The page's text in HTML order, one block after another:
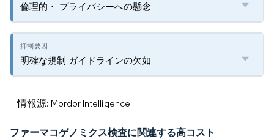
倫理的・ プライバシーへの懸念
明確な規制 ガイドラインの欠如
情報源: Mordor Intelligence
ファーマコゲノミクス検査に関連する高コスト